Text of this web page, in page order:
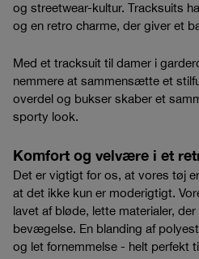
og streetwear-kultur. Tracksuits
og en retro charme, der giver et
Med et tracksuit til damer i
nemmere at sammensætte et
overdel og bukser skaber et
sporty look.
Komfort og velvære i et
Det er vigtigt for os, at vores tøj
at det ikke kun er moderigtigt.
lavet af bløde, lette materialer,
bevægelse. En blanding af
og let fornemmelse - helt perfekt